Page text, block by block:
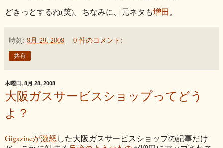
どきっとするね(笑)。ちなみに、元ネタも増田。
時刻: 8月 29, 2008 0 件のコメント:
共有
木曜日, 8月 28, 2008
大阪ガスサービスショップってどう
よ？
Gigazineが激怒した大阪ガスサービスショップの記事だけ